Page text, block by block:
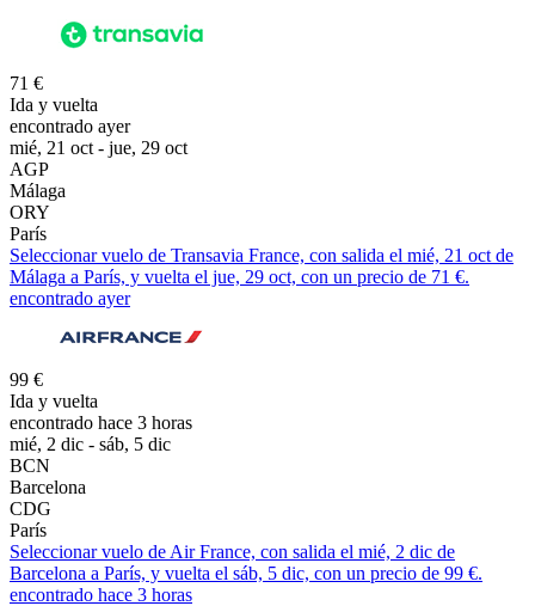
71 €
Ida y vuelta
encontrado ayer
mié, 21 oct - jue, 29 oct
AGP
Málaga
ORY
París
Seleccionar vuelo de Transavia France, con salida el mié, 21 oct de
Málaga a París, y vuelta el jue, 29 oct, con un precio de 71 €.
encontrado ayer
99 €
Ida y vuelta
encontrado hace 3 horas
mié, 2 dic - sáb, 5 dic
BCN
Barcelona
CDG
París
Seleccionar vuelo de Air France, con salida el mié, 2 dic de
Barcelona a París, y vuelta el sáb, 5 dic, con un precio de 99 €.
encontrado hace 3 horas